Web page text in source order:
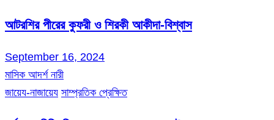
আটরশির পীরের কুফরী ও শিরকী আকীদা-বিশ্বাস
September 16, 2024
মাসিক আদর্শ নারী
জায়েয-নাজায়েয সাম্প্রতিক প্রেক্ষিত